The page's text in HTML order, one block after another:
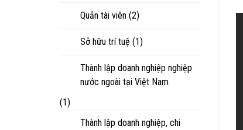
Quản tài viên (2)
Sở hữu trí tuệ (1)
Thành lập doanh nghiệp nghiệp
nước ngoài tại Việt Nam
(1)
Thành lập doanh nghiệp, chi